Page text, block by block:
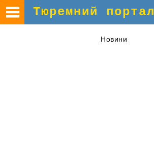
Тюремний портал
Новини